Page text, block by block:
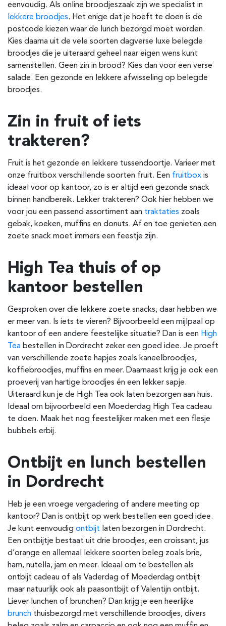
eenvoudig. Als online broodjeszaak zijn we specialist in
lekkere broodjes. Het enige dat je hoeft te doen is de
postcode kiezen waar de lunch bezorgd moet worden.
Kies daarna uit de vele soorten dagverse luxe belegde
broodjes die je uiteraard geheel naar eigen wens kunt
samenstellen. Geen zin in brood? Kies dan voor een verse
salade. Een gezonde en lekkere afwisseling op belegde
broodjes.
Zin in fruit of iets
trakteren?
Fruit is het gezonde en lekkere tussendoortje. Varieer met
onze fruitbox verschillende soorten fruit. Een fruitbox is
ideaal voor op kantoor, zo is er altijd een gezonde snack
binnen handbereik. Lekker trakteren? Ook hier hebben we
voor jou een passend assortiment aan traktaties zoals
gebak, koeken, muffins en donuts. Af en toe genieten een
zoete snack moet immers een feestje zijn.
High Tea thuis of op
kantoor bestellen
Gesproken over die lekkere zoete snacks, daar hebben we
er meer van. Is iets te vieren? Bijvoorbeeld een mijlpaal op
kantoor of een andere feestelijke situatie? Dan is een High
Tea bestellen in Dordrecht zeker een goed idee. Je proeft
van verschillende zoete hapjes zoals kaneelbroodjes,
koffiebroodjes, muffins en meer. Daarnaast krijg je ook een
proeverij van hartige broodjes én een lekker sapje.
Uiteraard kun je de High Tea ook laten bezorgen aan huis.
Ideaal om bijvoorbeeld een Moederdag High Tea cadeau
te doen. Maak het nog feestelijker maken met een flesje
bubbels erbij.
Ontbijt en lunch bestellen
in Dordrecht
Heb je een vroege vergadering of andere meeting op
kantoor? Dan is ontbijt op werk bestellen een goed idee.
Je kunt eenvoudig ontbijt laten bezorgen in Dordrecht.
Een ontbijtje bestaat uit drie broodjes, een croissant, jus
d’orange en allemaal lekkere soorten beleg zoals brie,
ham, nutella, jam en meer. Ideaal om te bestellen als
ontbijt cadeau of als Vaderdag of Moederdag ontbijt
maar natuurlijk ook als paasontbijt of Valentijn ontbijt.
Liever lunchen of brunchen? Dan krijg je een heerlijke
brunch thuisbezorgd met verschillende broodjes, divers